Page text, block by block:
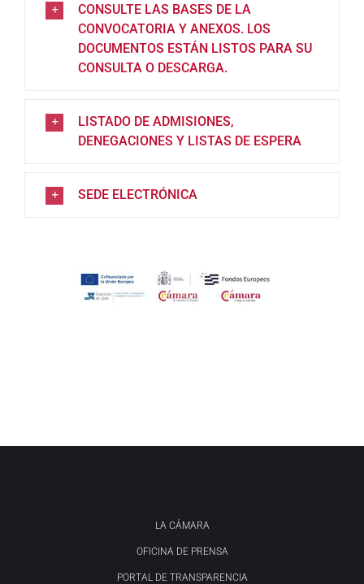
CONSULTE LAS BASES DE LA
CONVOCATORIA Y ANEXOS. LOS
DOCUMENTOS ESTÁN LISTOS PARA SU
CONSULTA O DESCARGA.
LISTADO DE ADMISIONES,
DENEGACIONES Y LISTAS DE ESPERA
SEDE ELECTRÓNICA
LA CÁMARA
OFICINA DE PRENSA
PORTAL DE TRANSPARENCIA